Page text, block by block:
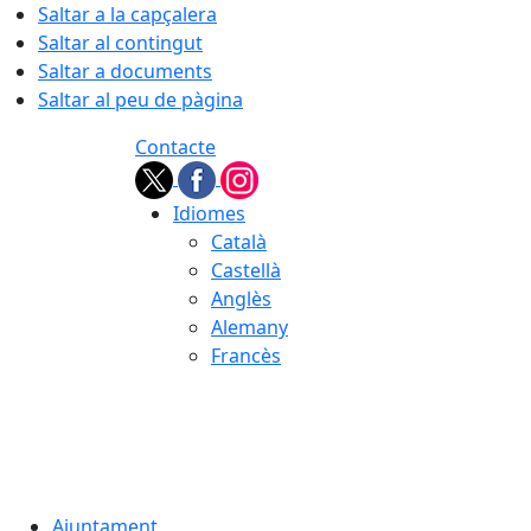
Saltar a la capçalera
Saltar al contingut
Saltar a documents
Saltar al peu de pàgina
Contacte
Idiomes
Català
Castellà
Anglès
Alemany
Francès